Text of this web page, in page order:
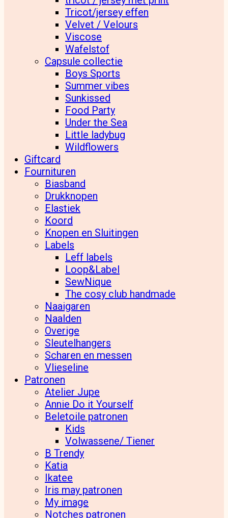
Tricot/jersey effen
Velvet / Velours
Viscose
Wafelstof
Capsule collectie
Boys Sports
Summer vibes
Sunkissed
Food Party
Under the Sea
Little ladybug
Wildflowers
Giftcard
Fournituren
Biasband
Drukknopen
Elastiek
Koord
Knopen en Sluitingen
Labels
Leff labels
Loop&Label
SewNique
The cosy club handmade
Naaigaren
Naalden
Overige
Sleutelhangers
Scharen en messen
Vlieseline
Patronen
Atelier Jupe
Annie Do it Yourself
Beletoile patronen
Kids
Volwassene/ Tiener
B Trendy
Katia
Ikatee
Iris may patronen
My image
Notches patronen